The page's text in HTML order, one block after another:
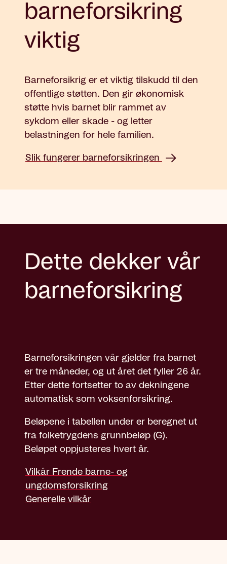
barneforsikring
viktig
Barneforsikrig er et viktig tilskudd til den
offentlige støtten. Den gir økonomisk
støtte hvis barnet blir rammet av
sykdom eller skade - og letter
belastningen for hele familien.
Slik fungerer barneforsikringen
Dette dekker vår
barneforsikring
Barneforsikringen vår gjelder fra barnet
er tre måneder, og ut året det fyller 26 år.
Etter dette fortsetter to av dekningene
automatisk som voksenforsikring.
Beløpene i tabellen under er beregnet ut
fra folketrygdens grunnbeløp (G).
Beløpet oppjusteres hvert år.
Vilkår Frende barne- og
ungdomsforsikring
Generelle vilkår